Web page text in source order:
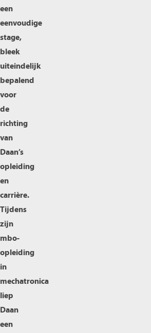
een
eenvoudige
stage,
bleek
uiteindelijk
bepalend
voor
de
richting
van
Daan’s
opleiding
en
carrière.
Tijdens
zijn
mbo-
opleiding
in
mechatronica
liep
Daan
een